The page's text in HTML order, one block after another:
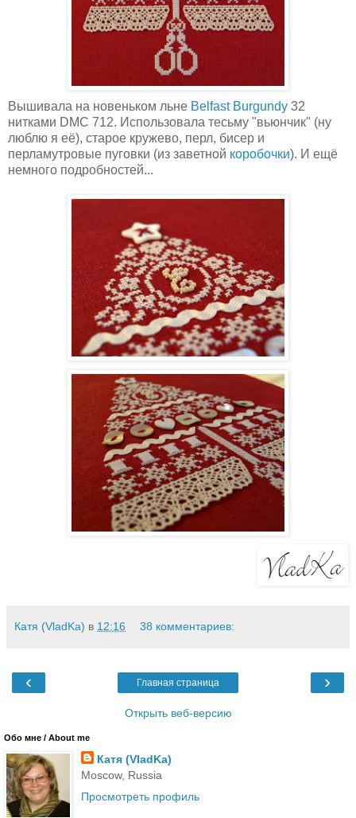
Вышивала на новеньком льне Belfast Burgundy 32
нитками DMC 712. Использовала тесьму "вьюнчик" (ну
люблю я её), старое кружево, перл, бисер и
перламутровые пуговки (из заветной коробочки). И ещё
немного подробностей...
Катя (VladKa) в 12:16 38 комментариев:
‹ ›
Главная страница
Открыть веб-версию
Обо мне / About me
Катя (VladKa)
Moscow, Russia
Просмотреть профиль